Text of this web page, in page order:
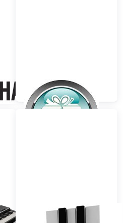
SPAR-PAKETE
TOP-PREIS !